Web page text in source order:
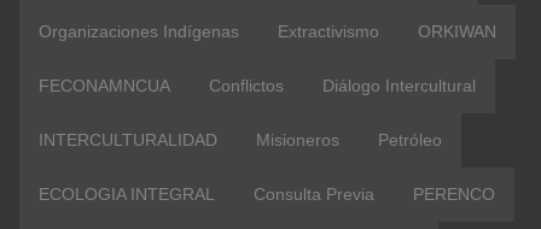
Organizaciones Indígenas Extractivismo ORKIWAN
FECONAMNCUA Conflictos Diálogo Intercultural
INTERCULTURALIDAD Misioneros Petróleo
ECOLOGIA INTEGRAL Consulta Previa PERENCO